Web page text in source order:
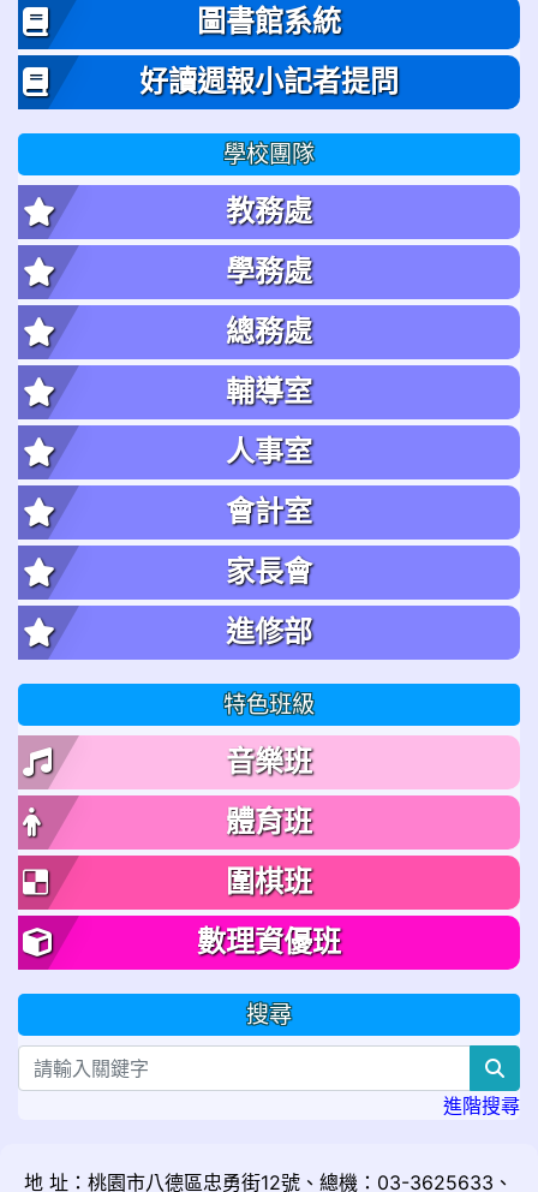
圖書館系統
好讀週報小記者提問
學校團隊
教務處
學務處
總務處
輔導室
人事室
會計室
家長會
進修部
特色班級
音樂班
體育班
圍棋班
數理資優班
搜尋
進階搜尋
地 址：桃園市八德區忠勇街12號、總機：03-3625633、